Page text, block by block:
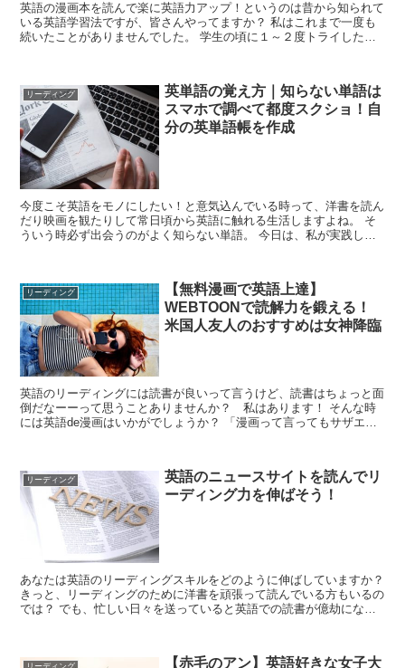
英語の漫画本を読んで楽に英語力アップ！というのは昔から知られて
いる英語学習法ですが、皆さんやってますか？ 私はこれまで一度も
続いたことがありませんでした。 学生の頃に１～２度トライしたの
リーディング
英単語の覚え方｜知らない単語は
スマホで調べて都度スクショ！自
分の英単語帳を作成
今度こそ英語をモノにしたい！と意気込んでいる時って、洋書を読ん
だり映画を観たりして常日頃から英語に触れる生活しますよね。 そ
ういう時必ず出会うのがよく知らない単語。 今日は、私が実践して
リーディング
【無料漫画で英語上達】
WEBTOONで読解力を鍛える！
米国人友人のおすすめは女神降臨
英語のリーディングには読書が良いって言うけど、読書はちょっと面
倒だなーーって思うことありませんか？ 私はあります！ そんな時
には英語de漫画はいかがでしょうか？ 「漫画って言ってもサザエさ
リーディング
英語のニュースサイトを読んでリ
ーディング力を伸ばそう！
あなたは英語のリーディングスキルをどのように伸ばしていますか？
きっと、リーディングのために洋書を頑張って読んでいる方もいるの
では？ でも、忙しい日々を送っていると英語での読書が億劫になる
リーディング
【赤毛のアン】英語好きな女子大